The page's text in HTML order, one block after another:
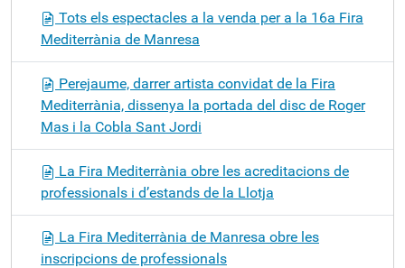
Tots els espectacles a la venda per a la 16a Fira
Mediterrània de Manresa
Perejaume, darrer artista convidat de la Fira
Mediterrània, dissenya la portada del disc de Roger
Mas i la Cobla Sant Jordi
La Fira Mediterrània obre les acreditacions de
professionals i d’estands de la Llotja
La Fira Mediterrània de Manresa obre les
inscripcions de professionals